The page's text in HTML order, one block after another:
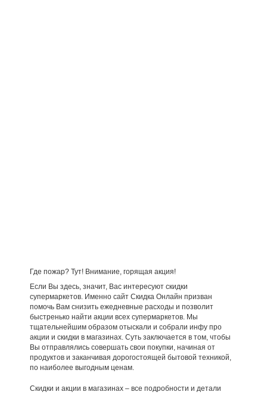
Где пожар? Тут! Внимание, горящая акция!
Если Вы здесь, значит, Вас интересуют скидки
супермаркетов. Именно сайт Скидка Онлайн призван
помочь Вам снизить ежедневные расходы и позволит
быстренько найти акции всех супермаркетов. Мы
тщательнейшим образом отыскали и собрали инфу про
акции и скидки в магазинах. Суть заключается в том, чтобы
Вы отправлялись совершать свои покупки, начиная от
продуктов и заканчивая дорогостоящей бытовой техникой,
по наиболее выгодным ценам.
Скидки и акции в магазинах – все подробности и детали